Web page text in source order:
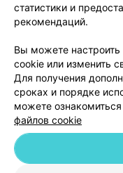
© 2026 ООО «Артокс Лаб»,
статистики и
рекомендаций.
Вы можете
cookie или изменить
Для получения
сроках и порядке
можете
файлов cookie